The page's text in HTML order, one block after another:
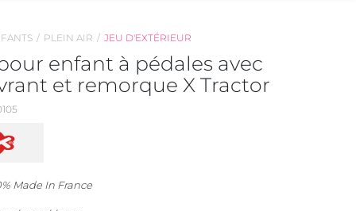
PLEIN AIR JEU D'EXTÉRIEUR
enfant à pédales avec
et remorque X Tractor
Made In France